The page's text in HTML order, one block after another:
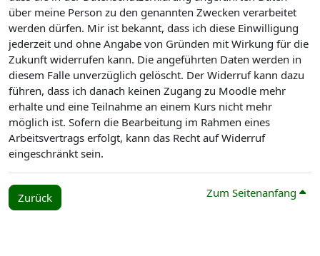
über meine Person zu den genannten Zwecken verarbeitet
werden dürfen. Mir ist bekannt, dass ich diese Einwilligung
jederzeit und ohne Angabe von Gründen mit Wirkung für die
Zukunft widerrufen kann. Die angeführten Daten werden in
diesem Falle unverzüglich gelöscht. Der Widerruf kann dazu
führen, dass ich danach keinen Zugang zu Moodle mehr
erhalte und eine Teilnahme an einem Kurs nicht mehr
möglich ist. Sofern die Bearbeitung im Rahmen eines
Arbeitsvertrags erfolgt, kann das Recht auf Widerruf
eingeschränkt sein.
Zurück Zum Seitenanfang